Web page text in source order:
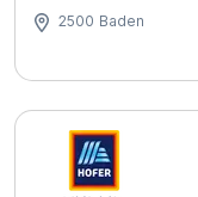
2500 Baden